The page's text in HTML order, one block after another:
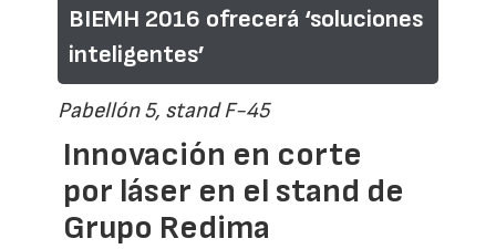
BIEMH 2016 ofrecerá ‘soluciones
inteligentes’
Pabellón 5, stand F-45
Innovación en corte
por láser en el stand de
Grupo Redima